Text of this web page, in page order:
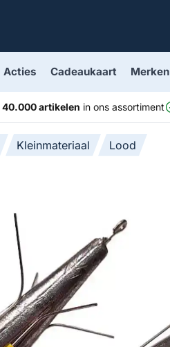
Acties Cadeaukaart Merken
40.000 artikelen in ons assortiment
Kleinmateriaal Lood